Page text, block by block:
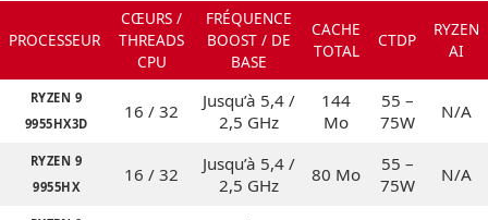
PROCESSEUR
CŒURS /
THREADS
CPU
FRÉQUENCE
BOOST / DE
BASE
CACHE
TOTAL
CTDP
RYZEN
AI
RYZEN 9
9955HX3D
16 / 32
Jusqu’à 5,4 /
2,5 GHz
144
Mo
55 –
75W
N/A
RYZEN 9
9955HX
16 / 32
Jusqu’à 5,4 /
2,5 GHz
80 Mo
55 –
75W
N/A